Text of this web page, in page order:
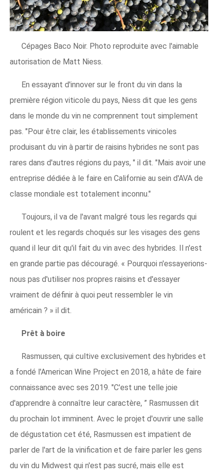
Cépages Baco Noir. Photo reproduite avec l'aimable
autorisation de Matt Niess.
En essayant d'innover sur le front du vin dans la
première région viticole du pays, Niess dit que les gens
dans le monde du vin ne comprennent tout simplement
pas. "Pour être clair, les établissements vinicoles
produisant du vin à partir de raisins hybrides ne sont pas
rares dans d'autres régions du pays, " il dit. "Mais avoir une
entreprise dédiée à le faire en Californie au sein d'AVA de
classe mondiale est totalement inconnu."
Toujours, il va de l'avant malgré tous les regards qui
roulent et les regards choqués sur les visages des gens
quand il leur dit qu'il fait du vin avec des hybrides. Il n'est
en grande partie pas découragé. « Pourquoi n'essayerions-
nous pas d'utiliser nos propres raisins et d'essayer
vraiment de définir à quoi peut ressembler le vin
américain ? » il dit.
Prêt à boire
Rasmussen, qui cultive exclusivement des hybrides et
a fondé l'American Wine Project en 2018, a hâte de faire
connaissance avec ses 2019. "C'est une telle joie
d'apprendre à connaître leur caractère, ” Rasmussen dit
du prochain lot imminent. Avec le projet d'ouvrir une salle
de dégustation cet été, Rasmussen est impatient de
parler de l'art de la vinification et de faire parler les gens
du vin du Midwest qui n'est pas sucré, mais elle est